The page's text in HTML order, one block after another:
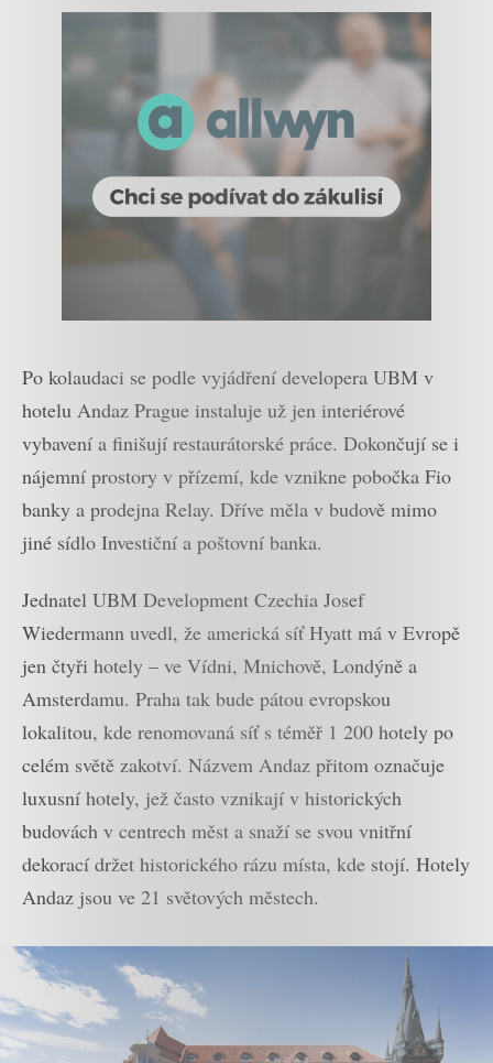
Po kolaudaci se podle vyjádření developera UBM v
hotelu Andaz Prague instaluje už jen interiérové
vybavení a finišují restaurátorské práce. Dokončují se i
nájemní prostory v přízemí, kde vznikne pobočka Fio
banky a prodejna Relay. Dříve měla v budově mimo
jiné sídlo Investiční a poštovní banka.
Jednatel UBM Development Czechia Josef
Wiedermann uvedl, že americká síť Hyatt má v Evropě
jen čtyři hotely – ve Vídni, Mnichově, Londýně a
Amsterdamu. Praha tak bude pátou evropskou
lokalitou, kde renomovaná síť s téměř 1 200 hotely po
celém světě zakotví. Názvem Andaz přitom označuje
luxusní hotely, jež často vznikají v historických
budovách v centrech měst a snaží se svou vnitřní
dekorací držet historického rázu místa, kde stojí. Hotely
Andaz jsou ve 21 světových městech.